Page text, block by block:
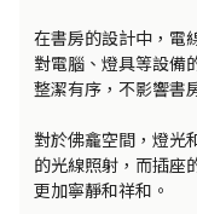
在書房的設計中，電
對電腦、燈具等設備
整潔有序，不影響書
對於佛龕空間，燈光
的光線照射，而插座
更加寧靜和祥和。